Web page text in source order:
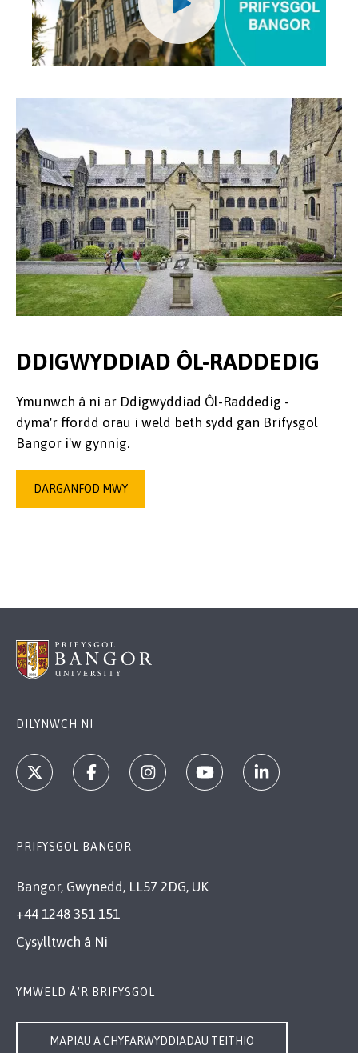
DDIGWYDDIAD ÔL-RADDEDIG
Ymunwch â ni ar Ddigwyddiad Ôl-Raddedig -
dyma'r ffordd orau i weld beth sydd gan Brifysgol
Bangor i'w gynnig.
DARGANFOD MWY
DILYNWCH NI
PRIFYSGOL BANGOR
Bangor, Gwynedd, LL57 2DG, UK
+44 1248 351 151
Cysylltwch â Ni
YMWELD Â’R BRIFYSGOL
MAPIAU A CHYFARWYDDIADAU TEITHIO